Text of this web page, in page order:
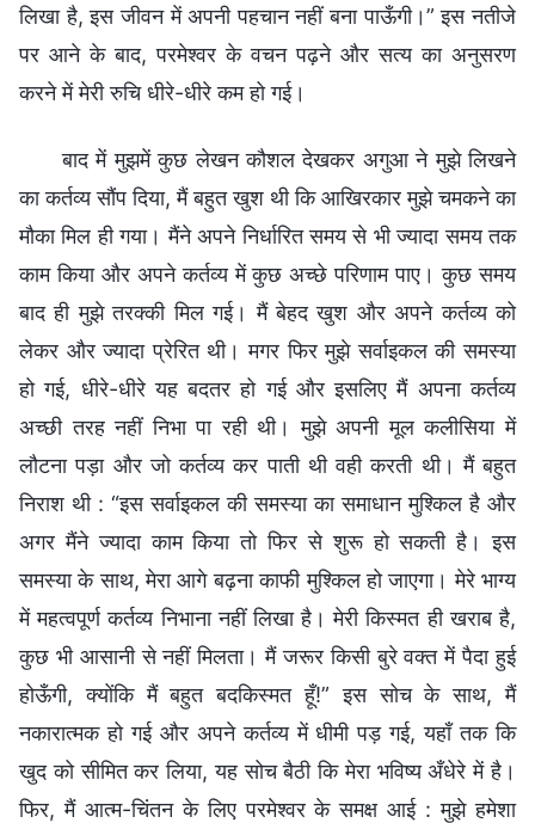
लिखा है, इस जीवन में अपनी पहचान नहीं बना पाऊँगी।” इस नतीजे
पर आने के बाद, परमेश्वर के वचन पढ़ने और सत्य का अनुसरण
करने में मेरी रुचि धीरे-धीरे कम हो गई।
बाद में मुझमें कुछ लेखन कौशल देखकर अगुआ ने मुझे लिखने
का कर्तव्य सौंप दिया, मैं बहुत खुश थी कि आखिरकार मुझे चमकने का
मौका मिल ही गया। मैंने अपने निर्धारित समय से भी ज्यादा समय तक
काम किया और अपने कर्तव्य में कुछ अच्छे परिणाम पाए। कुछ समय
बाद ही मुझे तरक्की मिल गई। मैं बेहद खुश और अपने कर्तव्य को
लेकर और ज्यादा प्रेरित थी। मगर फिर मुझे सर्वाइकल की समस्या
हो गई, धीरे-धीरे यह बदतर हो गई और इसलिए मैं अपना कर्तव्य
अच्छी तरह नहीं निभा पा रही थी। मुझे अपनी मूल कलीसिया में
लौटना पड़ा और जो कर्तव्य कर पाती थी वही करती थी। मैं बहुत
निराश थी : “इस सर्वाइकल की समस्या का समाधान मुश्किल है और
अगर मैंने ज्यादा काम किया तो फिर से शुरू हो सकती है। इस
समस्या के साथ, मेरा आगे बढ़ना काफी मुश्किल हो जाएगा। मेरे भाग्य
में महत्वपूर्ण कर्तव्य निभाना नहीं लिखा है। मेरी किस्मत ही खराब है,
कुछ भी आसानी से नहीं मिलता। मैं जरूर किसी बुरे वक्त में पैदा हुई
होऊँगी, क्योंकि मैं बहुत बदकिस्मत हूँ!” इस सोच के साथ, मैं
नकारात्मक हो गई और अपने कर्तव्य में धीमी पड़ गई, यहाँ तक कि
खुद को सीमित कर लिया, यह सोच बैठी कि मेरा भविष्य अँधेरे में है।
फिर, मैं आत्म-चिंतन के लिए परमेश्वर के समक्ष आई : मुझे हमेशा